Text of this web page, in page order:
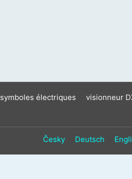
symboles électriques visionneur
Česky Deutsch